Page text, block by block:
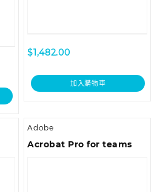
$1,482.00
加入購物車
Adobe
Acrobat Pro for teams